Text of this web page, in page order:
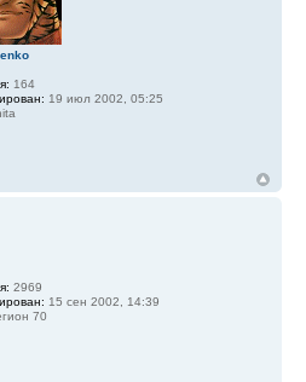
164
19 июл 2002, 05:25
2969
15 сен 2002, 14:39
70